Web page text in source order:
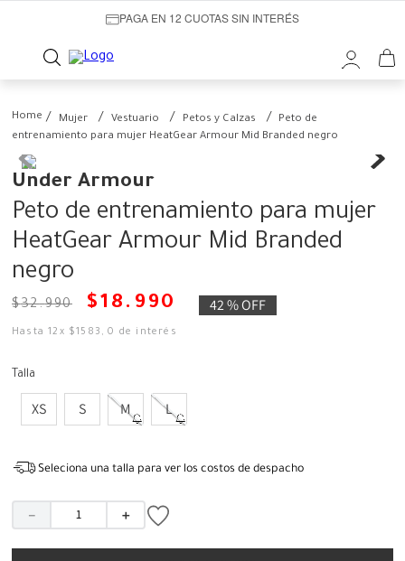
PAGA EN 12 CUOTAS SIN INTERÉS
Mujer Vestuario Petos y Calzas
Peto de
entrenamiento para mujer HeatGear Armour Mid Branded negro
Under Armour
Peto de entrenamiento para mujer
HeatGear Armour Mid Branded
negro
$32.990 $18 . 990 42 %OFF
Hasta12 x $1583 ,0 de interés
Talla
XS S M L
Seleciona una talla para ver los costos de despacho
＋
－